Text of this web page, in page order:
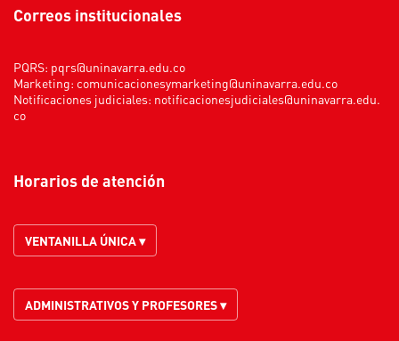
Correos institucionales
PQRS: pqrs@uninavarra.edu.co
Marketing: comunicacionesymarketing@uninavarra.edu.co
Notificaciones judiciales: notificacionesjudiciales@uninavarra.edu.
co
Horarios de atención
VENTANILLA ÚNICA ▾
ADMINISTRATIVOS Y PROFESORES ▾